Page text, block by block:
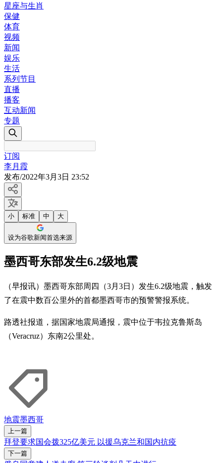
星座与生肖
保健
体育
视频
新闻
娱乐
生活
系列节目
直播
播客
互动新闻
专题
订阅
李月霞
发布/2022年3月3日 23:52
小 标准 中 大
设为谷歌新闻首选来源
墨西哥东部发生6.2级地震
（早报讯）墨西哥东部周四（3月3日）发生6.2级地震，触发
了在震中数百公里外的首都墨西哥市的预警警报系统。
路透社报道，据国家地震局通报，震中位于韦拉克鲁斯岛
（Veracruz）东南2公里处。
地震墨西哥
上一篇
拜登要求国会拨325亿美元 以援乌克兰和国内抗疫
下一篇